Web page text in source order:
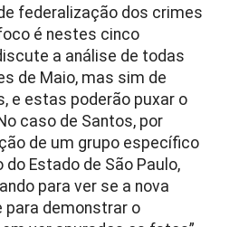
federalização dos crimes
é nestes cinco
a análise de todas
de Maio, mas sim de
e estas poderão puxar o
caso de Santos, por
de um grupo específico
Estado de São Paulo,
para ver se a nova
demonstrar o